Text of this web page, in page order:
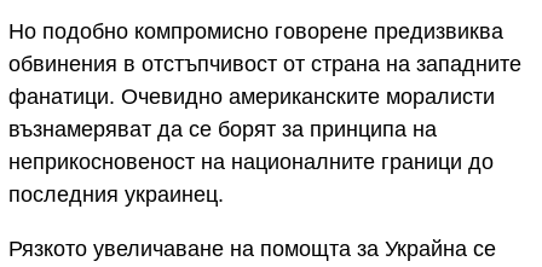
Но подобно компромисно говорене предизвиква
обвинения в отстъпчивост от страна на западните
фанатици. Очевидно американските моралисти
възнамеряват да се борят за принципа на
неприкосновеност на националните граници до
последния украинец.
Рязкото увеличаване на помощта за Украйна се